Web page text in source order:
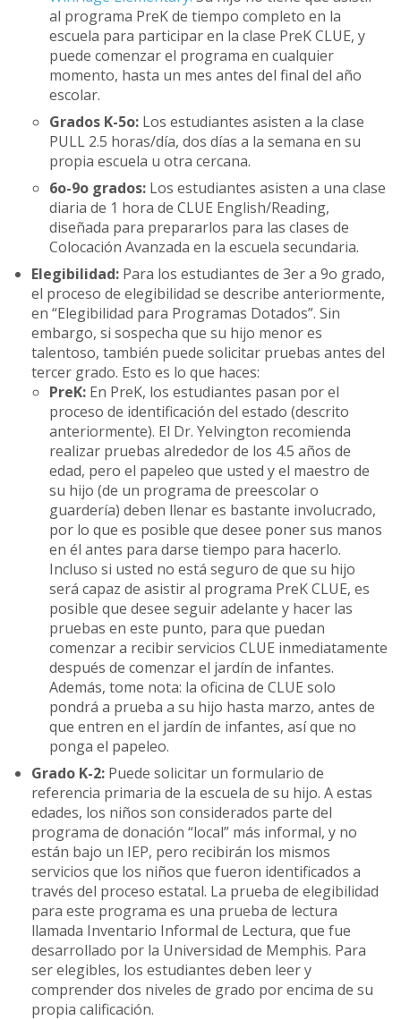
al programa PreK de tiempo completo en la
escuela para participar en la clase PreK CLUE, y
puede comenzar el programa en cualquier
momento, hasta un mes antes del final del año
escolar.
Grados K-5o: Los estudiantes asisten a la clase
PULL 2.5 horas/día, dos días a la semana en su
propia escuela u otra cercana.
6o-9o grados: Los estudiantes asisten a una clase
diaria de 1 hora de CLUE English/Reading,
diseñada para prepararlos para las clases de
Colocación Avanzada en la escuela secundaria.
Elegibilidad: Para los estudiantes de 3er a 9o grado,
el proceso de elegibilidad se describe anteriormente,
en “Elegibilidad para Programas Dotados”. Sin
embargo, si sospecha que su hijo menor es
talentoso, también puede solicitar pruebas antes del
tercer grado. Esto es lo que haces:
PreK: En PreK, los estudiantes pasan por el
proceso de identificación del estado (descrito
anteriormente). El Dr. Yelvington recomienda
realizar pruebas alrededor de los 4.5 años de
edad, pero el papeleo que usted y el maestro de
su hijo (de un programa de preescolar o
guardería) deben llenar es bastante involucrado,
por lo que es posible que desee poner sus manos
en él antes para darse tiempo para hacerlo.
Incluso si usted no está seguro de que su hijo
será capaz de asistir al programa PreK CLUE, es
posible que desee seguir adelante y hacer las
pruebas en este punto, para que puedan
comenzar a recibir servicios CLUE inmediatamente
después de comenzar el jardín de infantes.
Además, tome nota: la oficina de CLUE solo
pondrá a prueba a su hijo hasta marzo, antes de
que entren en el jardín de infantes, así que no
ponga el papeleo.
Grado K-2: Puede solicitar un formulario de
referencia primaria de la escuela de su hijo. A estas
edades, los niños son considerados parte del
programa de donación “local” más informal, y no
están bajo un IEP, pero recibirán los mismos
servicios que los niños que fueron identificados a
través del proceso estatal. La prueba de elegibilidad
para este programa es una prueba de lectura
llamada Inventario Informal de Lectura, que fue
desarrollado por la Universidad de Memphis. Para
ser elegibles, los estudiantes deben leer y
comprender dos niveles de grado por encima de su
propia calificación.